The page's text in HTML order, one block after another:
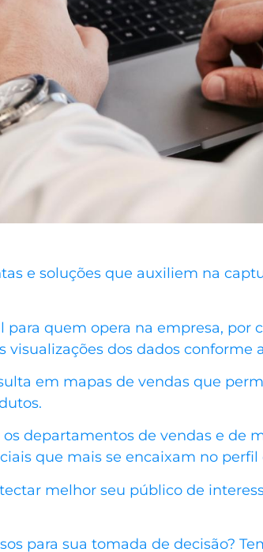
e soluções que auxiliem na
quem opera na empresa, por
visualizações dos dados conforme
em mapas de vendas que
os departamentos de vendas e
que mais se encaixam no
melhor seu público de
para sua tomada de decisão?